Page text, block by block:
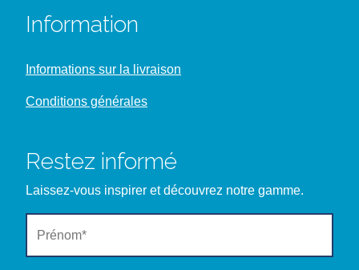
Information
Informations sur la livraison
Conditions générales
Restez informé
Laissez-vous inspirer et découvrez notre gamme.